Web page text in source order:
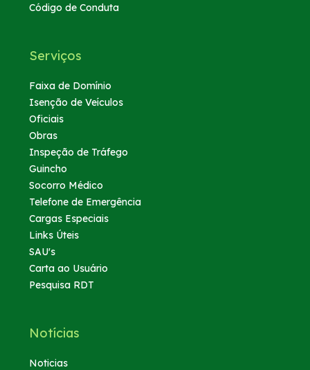
Código de Conduta
Serviços
Faixa de Domínio
Isenção de Veículos
Oficiais
Obras
Inspeção de Tráfego
Guincho
Socorro Médico
Telefone de Emergência
Cargas Especiais
Links Úteis
SAU's
Carta ao Usuário
Pesquisa RDT
Notícias
Noticias